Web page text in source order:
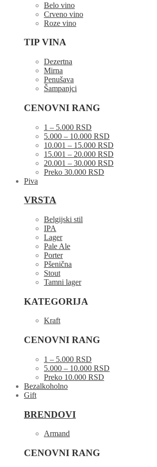
Belo vino
Crveno vino
Roze vino
TIP VINA
Dezertna
Mirna
Penušava
Šampanjci
CENOVNI RANG
1 – 5.000 RSD
5.000 – 10.000 RSD
10.001 – 15.000 RSD
15.001 – 20.000 RSD
20.001 – 30.000 RSD
Preko 30.000 RSD
Piva
VRSTA
Belgijski stil
IPA
Lager
Pale Ale
Porter
Pšenična
Stout
Tamni lager
KATEGORIJA
Kraft
CENOVNI RANG
1 – 5.000 RSD
5.000 – 10.000 RSD
Preko 10.000 RSD
Bezalkoholno
Gift
BRENDOVI
Armand
CENOVNI RANG